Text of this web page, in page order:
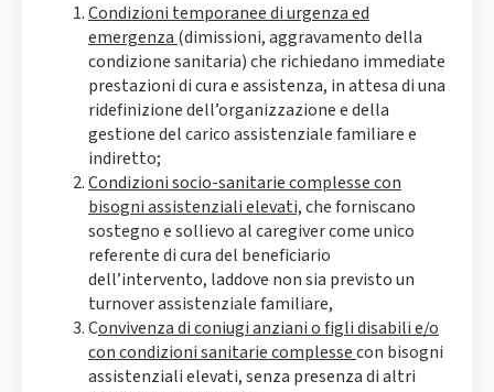
Condizioni temporanee di urgenza ed
emergenza (dimissioni, aggravamento della
condizione sanitaria) che richiedano immediate
prestazioni di cura e assistenza, in attesa di una
ridefinizione dell’organizzazione e della
gestione del carico assistenziale familiare e
indiretto;
Condizioni socio-sanitarie complesse con
bisogni assistenziali elevati,che forniscano
sostegno e sollievo al caregiver come unico
referente di cura del beneficiario
dell’intervento, laddove non sia previsto un
turnover assistenziale familiare,
Convivenza di coniugi anziani o figli disabili e/o
con condizioni sanitarie complessecon bisogni
assistenziali elevati, senza presenza di altri